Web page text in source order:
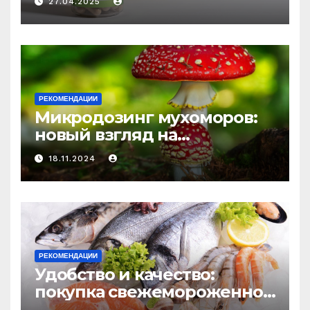
средство против усталости
и истощения
РЕКОМЕНДАЦИИ
Микродозинг мухоморов:
новый взгляд на
психоделику
18.11.2024
РЕКОМЕНДАЦИИ
Удобство и качество:
покупка свежемороженной